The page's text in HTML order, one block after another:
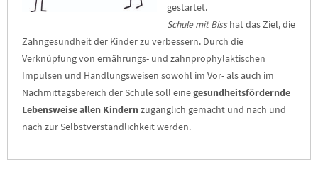
gestartet.
Schule mit Bisshat das Ziel, die
Zahngesundheit der Kinder zu verbessern. Durch die
Verknüpfung von ernährungs- und zahnprophylaktischen
Impulsen und Handlungsweisen sowohl im Vor- als auch im
Nachmittagsbereich der Schule soll einegesundheitsfördernde
Lebensweise allen Kindernzugänglich gemacht und nach und
nach zur Selbstverständlichkeit werden.